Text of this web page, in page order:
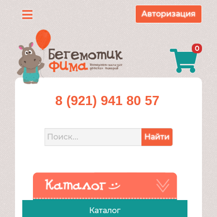
Каталог
О
нас
Доставка
Контакты
Авторизация
0
8 (921) 941 80 57
Найти
Каталог